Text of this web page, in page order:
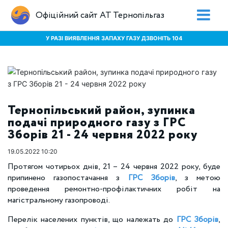
Офіційний сайт АТ Тернопільгаз
У РАЗІ ВИЯВЛЕННЯ ЗАПАХУ ГАЗУ ДЗВОНІТЬ 104
Тернопільський район, зупинка
подачі природного газу з ГРС
Зборів 21 - 24 червня 2022 року
19.05.2022 10:20
Протягом чотирьох днів, 21 – 24 червня 2022 року, буде
припинено газопостачання з ГРС Зборів, з метою
проведення ремонтно-профілактичних робіт на
магістральному газопроводі.
Перелік населених пунктів, що належать до ГРС Зборів,